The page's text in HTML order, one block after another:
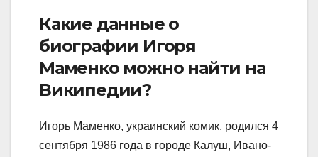
Какие данные о
биографии Игоря
Маменко можно найти на
Википедии?
Игорь Маменко, украинский комик, родился 4
сентября 1986 года в городе Калуш, Ивано-